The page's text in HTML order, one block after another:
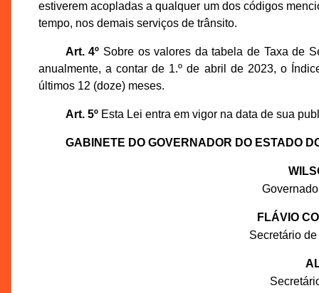
estiverem acopladas a qualquer um dos códigos
tempo, nos demais serviços de trânsito.
Art. 4º Sobre os valores da tabela de Taxa de
anualmente, a contar de 1.º de abril de 2023, o
últimos 12 (doze) meses.
Art. 5ºEsta Lei entra em vigor na data de sua
GABINETE DO GOVERNADOR DO ESTADO
FLÁVIO
Secretário